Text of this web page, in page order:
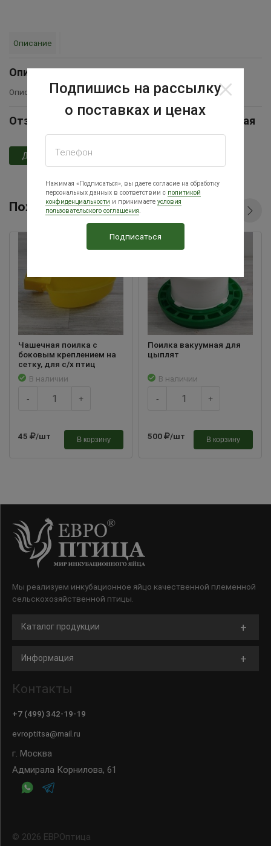
Описание
Описание
Описание товара временно отсутствует
Отзывы Поилка под банку с сеточкой красная
Добавить отзыв
Похожие товары
Чашечная поилка с
боковым креплением на
сетку, для с/х птиц
В наличии
- +
45 /шт В корзину
Поилка вакуумная для
цыплят
В наличии
- +
500 /шт В корзину
Мы реализуем инкубационное яйцо качественной племенной
сельскохозяйственной птицы.
Каталог продукции
Информация
Контакты
+7 (499) 342-19-19
evroptitsa@mail.ru
г. Москва
Адмирала Корнилова, 61
© 2026 ЕВРОптица
Подпишись на рассылку
о поставках и ценах
Телефон
Нажимая «Подписаться», вы даете согласие на обработку
персональных данных в соответствии с политикой
конфиденциальности и принимаете условия
пользовательского соглашения.